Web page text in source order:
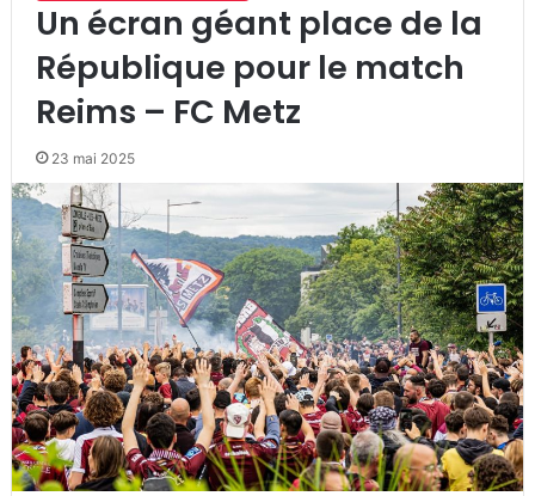
Un écran géant place de la
République pour le match
Reims – FC Metz
23 mai 2025